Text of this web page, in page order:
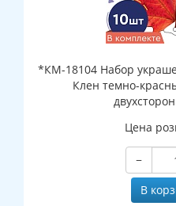
*КМ-18104 Набор
Клен темно-
Цена
−
В